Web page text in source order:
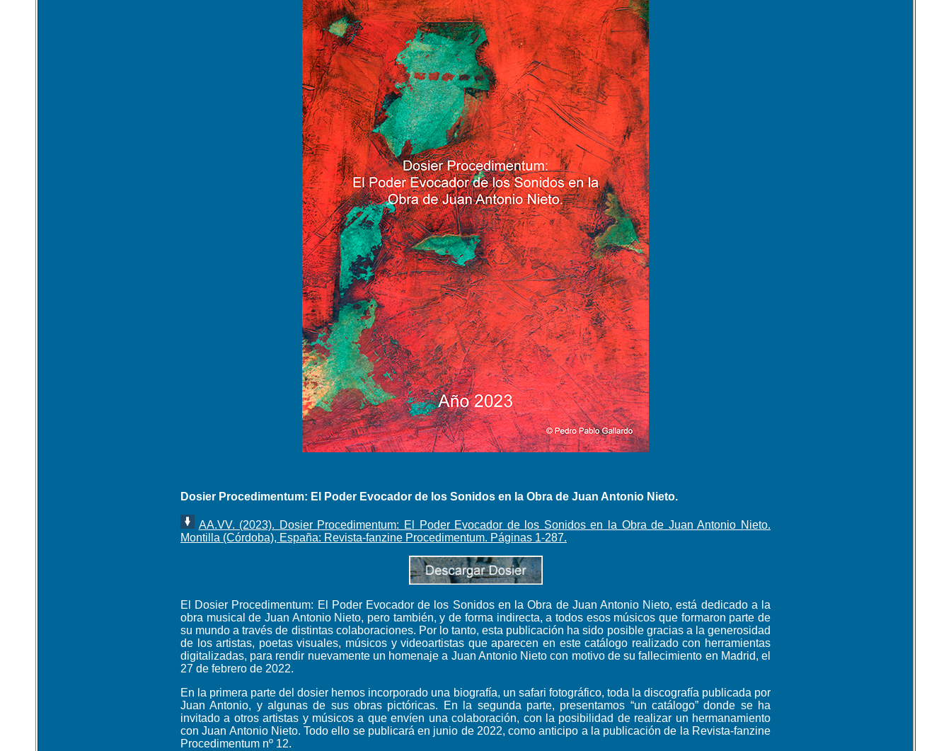
Dosier Procedimentum: El Poder Evocador de los Sonidos en la Obra de Juan Antonio Nieto.
AA.VV. (2023). Dosier Procedimentum: El Poder Evocador de los Sonidos en la Obra de Juan Antonio Nieto.
Montilla (Córdoba), España: Revista-fanzine Procedimentum. Páginas 1-287.
El Dosier Procedimentum: El Poder Evocador de los Sonidos en la Obra de Juan Antonio Nieto, está dedicado a la
obra musical de Juan Antonio Nieto, pero también, y de forma indirecta, a todos esos músicos que formaron parte de
su mundo a través de distintas colaboraciones. Por lo tanto, esta publicación ha sido posible gracias a la generosidad
de los artistas, poetas visuales, músicos y videoartistas que aparecen en este catálogo realizado con herramientas
digitalizadas, para rendir nuevamente un homenaje a Juan Antonio Nieto con motivo de su fallecimiento en Madrid, el
27 de febrero de 2022.
En la primera parte del dosier hemos incorporado una biografía, un safari fotográfico, toda la discografía publicada por
Juan Antonio, y algunas de sus obras pictóricas. En la segunda parte, presentamos “un catálogo” donde se ha
invitado a otros artistas y músicos a que envíen una colaboración, con la posibilidad de realizar un hermanamiento
con Juan Antonio Nieto. Todo ello se publicará en junio de 2022, como anticipo a la publicación de la Revista-fanzine
Procedimentum nº 12.